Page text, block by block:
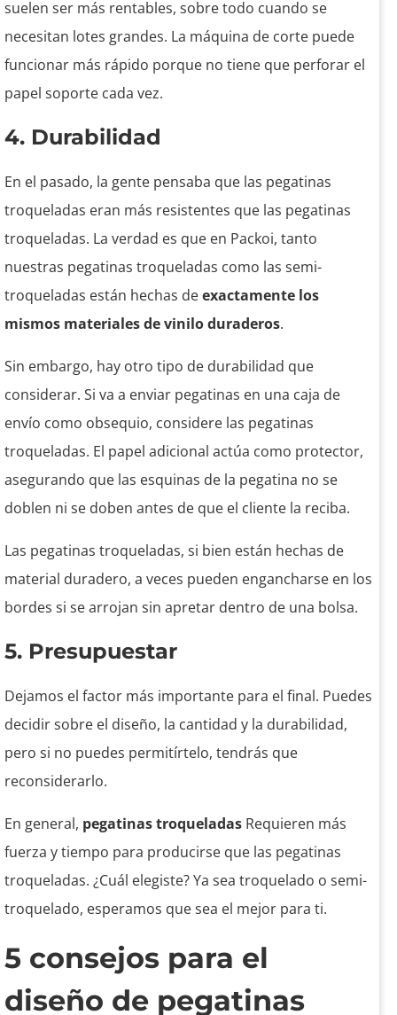
suelen ser más rentables, sobre todo cuando se
necesitan lotes grandes. La máquina de corte puede
funcionar más rápido porque no tiene que perforar el
papel soporte cada vez.
4. Durabilidad
En el pasado, la gente pensaba que las pegatinas
troqueladas eran más resistentes que las pegatinas
troqueladas. La verdad es que en Packoi, tanto
nuestras pegatinas troqueladas como las semi-
troqueladas están hechas deexactamente los
mismos materiales de vinilo duraderos.
Sin embargo, hay otro tipo de durabilidad que
considerar. Si va a enviar pegatinas en una caja de
envío como obsequio, considere las pegatinas
troqueladas. El papel adicional actúa como protector,
asegurando que las esquinas de la pegatina no se
doblen ni se doben antes de que el cliente la reciba.
Las pegatinas troqueladas, si bien están hechas de
material duradero, a veces pueden engancharse en los
bordes si se arrojan sin apretar dentro de una bolsa.
5. Presupuestar
Dejamos el factor más importante para el final. Puedes
decidir sobre el diseño, la cantidad y la durabilidad,
pero si no puedes permitírtelo, tendrás que
reconsiderarlo.
En general, pegatinas troqueladas Requieren más
fuerza y ​​tiempo para producirse que las pegatinas
troqueladas. ¿Cuál elegiste? Ya sea troquelado o semi-
troquelado, esperamos que sea el mejor para ti.
5 consejos para el
diseño de pegatinas